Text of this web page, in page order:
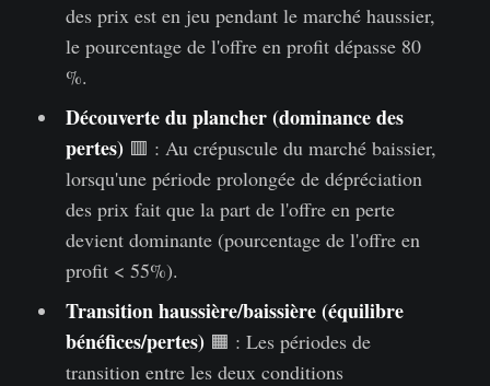
des prix est en jeu pendant le marché haussier,
le pourcentage de l'offre en profit dépasse 80
%.
Découverte du plancher (dominance des
pertes) 🟥 : Au crépuscule du marché baissier,
lorsqu'une période prolongée de dépréciation
des prix fait que la part de l'offre en perte
devient dominante (pourcentage de l'offre en
profit < 55%).
Transition haussière/baissière (équilibre
bénéfices/pertes) 🟧 : Les périodes de
transition entre les deux conditions